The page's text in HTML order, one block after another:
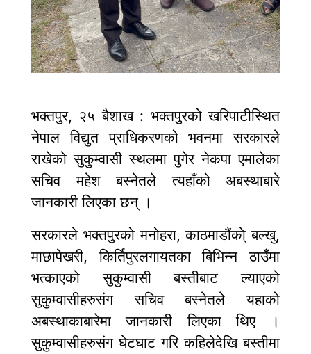
भक्तपुर, २५ बैशाख : भक्तपुरको खरिपाटीस्थित
नेपाल विद्युत प्राधिकरणको भवनमा सरकारले
राखेको सुकुम्वासी स्थलमा पुगेर नेकपा एमालेका
सचिव महेश बस्नेतले त्यहाँको अबस्थाबारे
जानकारी लिएका छन् ।
सरकारले भक्तपुरको मनोहरा, काठमाडौंका्े बल्खु,
माछापेखरी, किर्तिपुरलगायतका बिभिन्न ठाउँमा
भत्काएको सुकुम्वासी बस्तीबाट ल्याएको
सुकुम्वासीहरुसंग सचिव बस्नेतले यहाको
अबस्थाकाबारेमा जानकारी लिएका थिए ।
सुकुम्वासीहरुसंग घेटघाट गरि कहिलेदेखि बस्तीमा